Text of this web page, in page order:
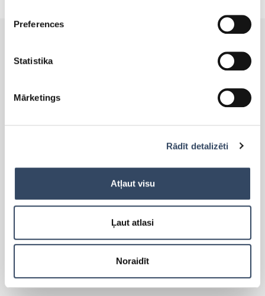
Preferences
Statistika
Mārketings
Rādīt detalizēti
Atļaut visu
Ļaut atlasi
Noraidīt
Side-By-Side
Iebūvējamie ledusskapji
Cigāru skapis
Aksesuāri